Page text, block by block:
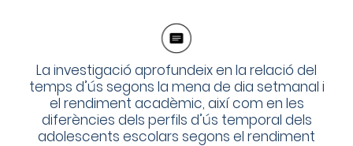
La investigació aprofundeix en la relació del
temps d’ús segons la mena de dia setmanal i
el rendiment acadèmic, així com en les
diferències dels perfils d’ús temporal dels
adolescents escolars segons el rendiment